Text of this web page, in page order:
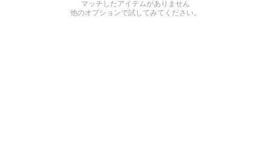
マッチしたアイテムがありません
他のオプションで試してみてください。